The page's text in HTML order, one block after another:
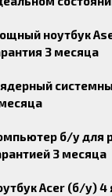
ноутбук
3 месяца
б/у для
3 месяца
Acer (б/у)